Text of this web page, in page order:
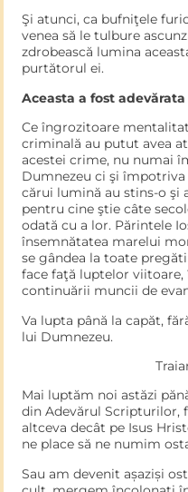
Şi atunci, ca bufniţele
venea să le tulbure
zdrobească lumina
purtătorul ei.
Aceasta a fost
Ce îngrozitoare
criminală au putut avea
acestei crime, nu numai
Dumnezeu ci şi
cărui lumină au stins-o şi
pentru cine ştie câte
odată cu a lor. Părintele
însemnătatea marelui
se gândea la toate
face faţă luptelor
continuării muncii de
Va lupta până la capăt,
lui Dumnezeu.
Mai luptăm noi astăzi
din Adevărul Scripturilor,
altceva decât pe Isus
ne place să ne numim
Sau am devenit așaziși